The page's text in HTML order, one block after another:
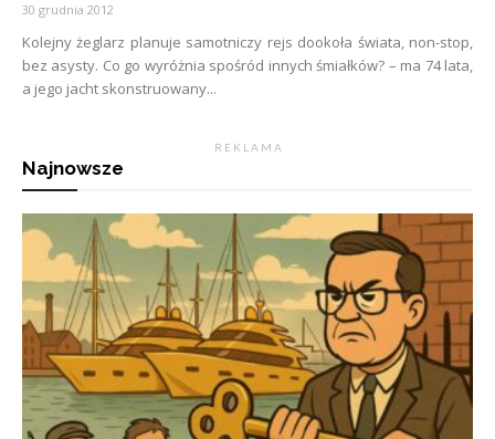
30 grudnia 2012
Kolejny żeglarz planuje samotniczy rejs dookoła świata, non-stop,
bez asysty. Co go wyróżnia spośród innych śmiałków? – ma 74 lata,
a jego jacht skonstruowany...
R E K L A M A
Najnowsze